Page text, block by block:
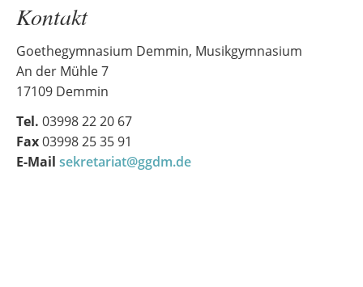
Kontakt
Goethegymnasium Demmin, Musikgymnasium
An der Mühle 7
17109 Demmin
Tel. 03998 22 20 67
Fax03998 25 35 91
E-Mail sekretariat@ggdm.de